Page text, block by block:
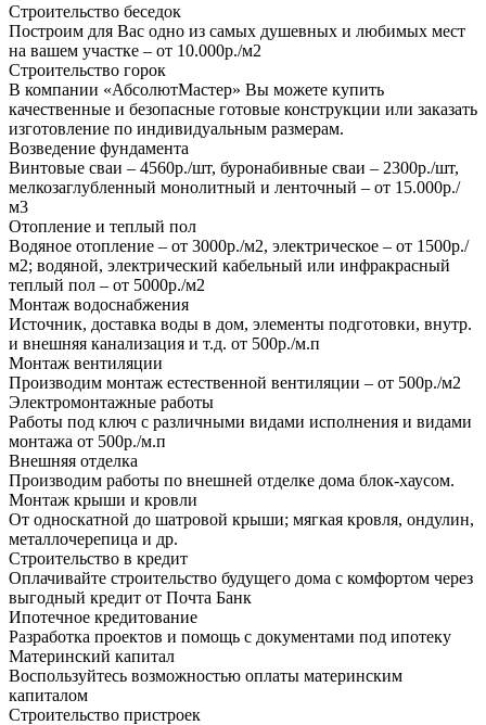
Строительство беседок
Построим для Вас одно из самых душевных и любимых мест
на вашем участке – от 10.000р./м2
Строительство горок
В компании «АбсолютМастер» Вы можете купить
качественные и безопасные готовые конструкции или заказать
изготовление по индивидуальным размерам.
Возведение фундамента
Винтовые сваи – 4560р./шт, буронабивные сваи – 2300р./шт,
мелкозаглубленный монолитный и ленточный – от 15.000р./
м3
Отопление и теплый пол
Водяное отопление – от 3000р./м2, электрическое – от 1500р./
м2; водяной, электрический кабельный или инфракрасный
теплый пол – от 5000р./м2
Монтаж водоснабжения
Источник, доставка воды в дом, элементы подготовки, внутр.
и внешняя канализация и т.д. от 500р./м.п
Монтаж вентиляции
Производим монтаж естественной вентиляции – от 500р./м2
Электромонтажные работы
Работы под ключ с различными видами исполнения и видами
монтажа от 500р./м.п
Внешняя отделка
Производим работы по внешней отделке дома блок-хаусом.
Монтаж крыши и кровли
От односкатной до шатровой крыши; мягкая кровля, ондулин,
металлочерепица и др.
Строительство в кредит
Оплачивайте строительство будущего дома с комфортом через
выгодный кредит от Почта Банк
Ипотечное кредитование
Разработка проектов и помощь с документами под ипотеку
Материнский капитал
Воспользуйтесь возможностью оплаты материнским
капиталом
Строительство пристроек